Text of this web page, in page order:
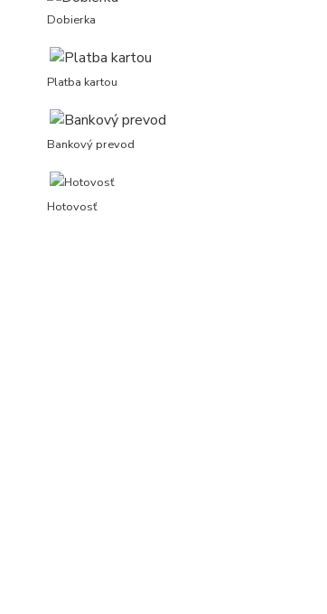
Dobierka
Platba kartou
Bankový prevod
Hotovosť